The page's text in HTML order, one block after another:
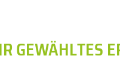
GEWÄHLTES